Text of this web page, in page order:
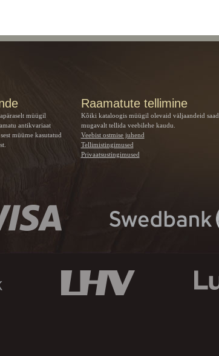
müügil
antikvariaat
müüme kasutatud
Raamatute tellimine
Kõiki kataloogis müügil olevaid väljaandeid saad
mugavalt tellida veebilehe kaudu.
Veebist ostmise juhend
Tellimistingimused
Privaatsustingimused